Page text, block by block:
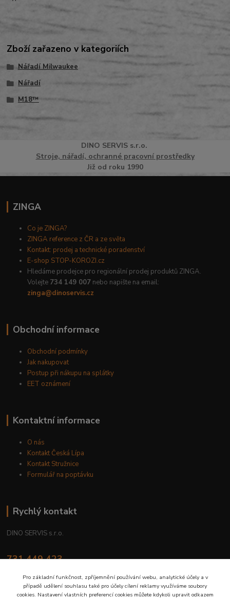
Zboží zařazeno v kategoriích
Nářadí Milwaukee
Nářadí
M18™
DINO SERVISs.r.o.
Stroje, nářadí, ochranné pracovní prostředky
Již od roku 1990
ZINGA
Co je ZINGA?
ZINGA reference z ČR a ze světa
Kontakt: prodej a technické poradenství
E-shop STOP-KOROZI.cz
Hledáme prodejce pro regionální prodej produktů ZINGA.
Volejte 734 149 007 nebo napište na email:
zinga@dinoservis.cz
Obchodní informace
Obchodní podmínky
Jak nakupovat
Postup při nákupu na splátky
EET oznámení
Kontaktní informace
O nás
Kontakt Česká Lípa
Kontakt Stružnice
Formulář na poptávku
Rychlý kontakt
DINO SERVIS s.r.o.
731 449 423
prodejna@dinoservis.cz
Pro základní funkčnost, zpříjemnění používání webu, analytické účely a v
případě udělení souhlasu také pro účely cílení reklamy využíváme soubory
cookies. Nastavení vlastních preferencí cookies můžete kdykoli upravit odkazem